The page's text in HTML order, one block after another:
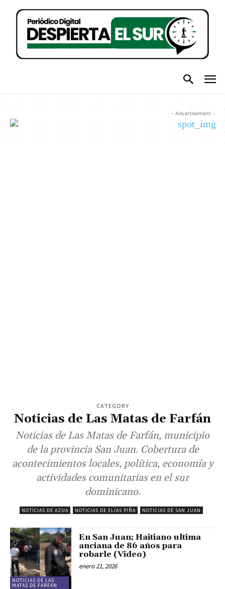
- Advertisement -
CATEGORY
Noticias de Las Matas de Farfán
Noticias de Las Matas de Farfán, municipio
de la provincia San Juan. Cobertura de
acontecimientos locales, política, economía y
actividades comunitarias en el sur
dominicano.
NOTICIAS DE AZUA NOTICIAS DE ELÍAS PIÑA NOTICIAS DE SAN JUAN
NOTICIAS DE LAS
MATAS DE FARFÁN
En San Juan; Haitiano ultima
anciana de 86 años para
robarle (Video)
enero 21, 2026